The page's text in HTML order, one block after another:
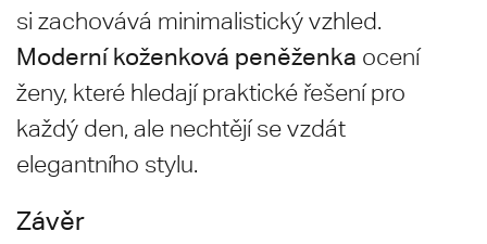
si zachovává minimalistický vzhled.
Moderní koženková peněženka ocení
ženy, které hledají praktické řešení pro
každý den, ale nechtějí se vzdát
elegantního stylu.
Závěr